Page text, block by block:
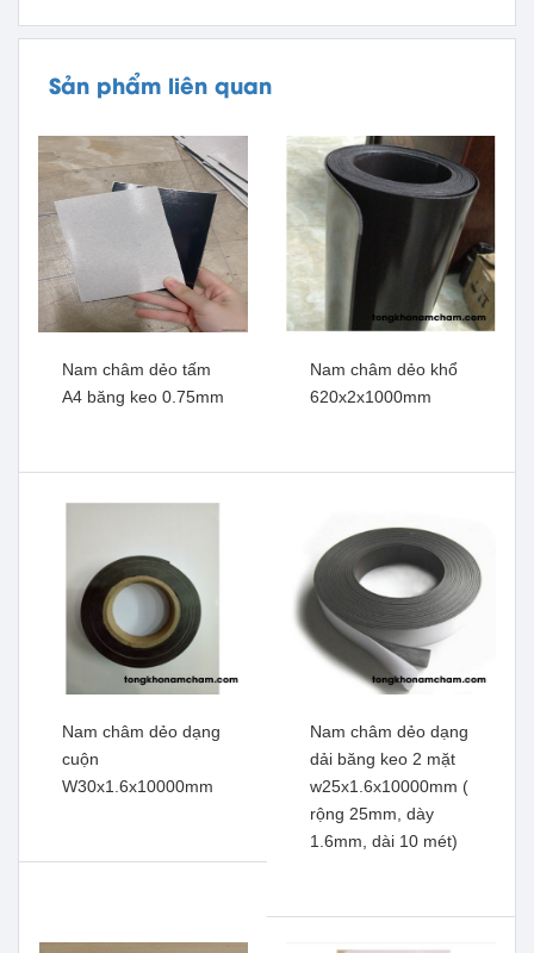
Sản phẩm liên quan
Nam châm dẻo tấm
A4 băng keo 0.75mm
Nam châm dẻo tấm A4
Nam châm dẻo khổ
620x2x1000mm
Xem thêm
Nam châm dẻo dạng
cuộn
W30x1.6x10000mm
Nam châm dẻo dạng
dải băng keo 2 mặt
w25x1.6x10000mm (
rộng 25mm, dày
1.6mm, dài 10 mét)